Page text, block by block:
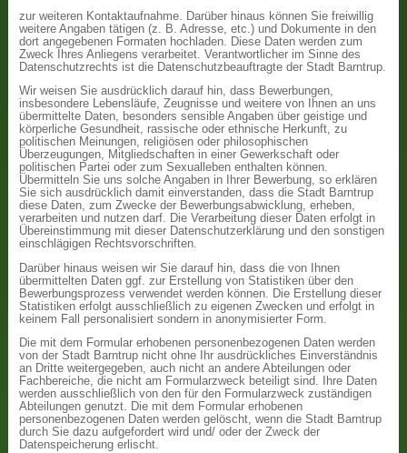
zur weiteren Kontaktaufnahme. Darüber hinaus können Sie freiwillig
weitere Angaben tätigen (z. B. Adresse, etc.) und Dokumente in den
dort angegebenen Formaten hochladen. Diese Daten werden zum
Zweck Ihres Anliegens verarbeitet. Verantwortlicher im Sinne des
Datenschutzrechts ist die Datenschutzbeauftragte der Stadt Barntrup.
Wir weisen Sie ausdrücklich darauf hin, dass Bewerbungen,
insbesondere Lebensläufe, Zeugnisse und weitere von Ihnen an uns
übermittelte Daten, besonders sensible Angaben über geistige und
körperliche Gesundheit, rassische oder ethnische Herkunft, zu
politischen Meinungen, religiösen oder philosophischen
Überzeugungen, Mitgliedschaften in einer Gewerkschaft oder
politischen Partei oder zum Sexualleben enthalten können.
Übermitteln Sie uns solche Angaben in Ihrer Bewerbung, so erklären
Sie sich ausdrücklich damit einverstanden, dass die Stadt Barntrup
diese Daten, zum Zwecke der Bewerbungsabwicklung, erheben,
verarbeiten und nutzen darf. Die Verarbeitung dieser Daten erfolgt in
Übereinstimmung mit dieser Datenschutzerklärung und den sonstigen
einschlägigen Rechtsvorschriften.
Darüber hinaus weisen wir Sie darauf hin, dass die von Ihnen
übermittelten Daten ggf. zur Erstellung von Statistiken über den
Bewerbungsprozess verwendet werden können. Die Erstellung dieser
Statistiken erfolgt ausschließlich zu eigenen Zwecken und erfolgt in
keinem Fall personalisiert sondern in anonymisierter Form.
Die mit dem Formular erhobenen personenbezogenen Daten werden
von der Stadt Barntrup nicht ohne Ihr ausdrückliches Einverständnis
an Dritte weitergegeben, auch nicht an andere Abteilungen oder
Fachbereiche, die nicht am Formularzweck beteiligt sind. Ihre Daten
werden ausschließlich von den für den Formularzweck zuständigen
Abteilungen genutzt. Die mit dem Formular erhobenen
personenbezogenen Daten werden gelöscht, wenn die Stadt Barntrup
durch Sie dazu aufgefordert wird und/ oder der Zweck der
Datenspeicherung erlischt.